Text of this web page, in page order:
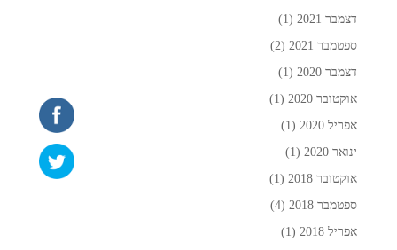
דצמבר 2021
(1)
ספטמבר 2021
(2)
דצמבר 2020
(1)
אוקטובר 2020
(1)
אפריל 2020
(1)
ינואר 2020
(1)
אוקטובר 2018
(1)
ספטמבר 2018
(4)
אפריל 2018
(1)